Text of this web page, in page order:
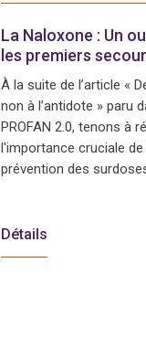
La Naloxone : Un
les premiers
À la suite de l’article «
non à l’antidote » paru
PROFAN 2.0, tenons à
l'importance cruciale
prévention des
Détails